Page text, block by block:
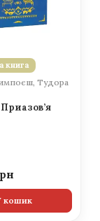
книга
Тудора
кошик